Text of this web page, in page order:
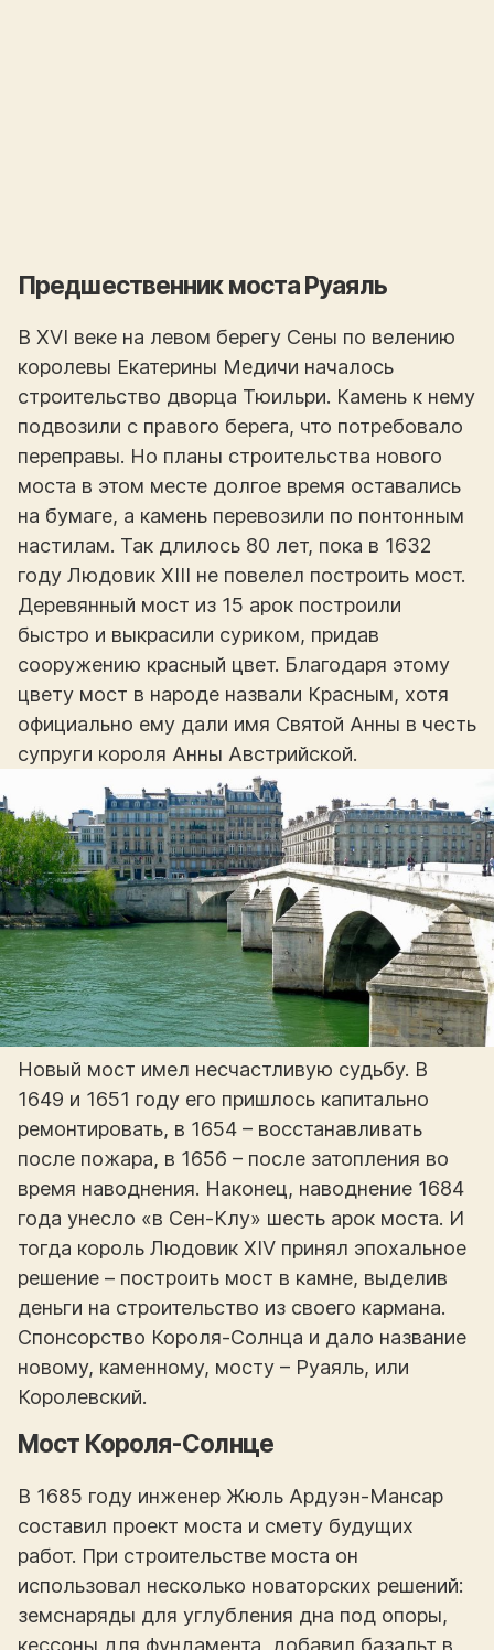
Предшественник моста Руаяль
В XVI веке на левом берегу Сены по велению
королевы Екатерины Медичи началось
строительство дворца Тюильри. Камень к нему
подвозили с правого берега, что потребовало
переправы. Но планы строительства нового
моста в этом месте долгое время оставались
на бумаге, а камень перевозили по понтонным
настилам. Так длилось 80 лет, пока в 1632
году Людовик XIII не повелел построить мост.
Деревянный мост из 15 арок построили
быстро и выкрасили суриком, придав
сооружению красный цвет. Благодаря этому
цвету мост в народе назвали Красным, хотя
официально ему дали имя Святой Анны в честь
супруги короля Анны Австрийской.
Новый мост имел несчастливую судьбу. В
1649 и 1651 году его пришлось капитально
ремонтировать, в 1654 – восстанавливать
после пожара, в 1656 – после затопления во
время наводнения. Наконец, наводнение 1684
года унесло «в Сен-Клу» шесть арок моста. И
тогда король Людовик XIV принял эпохальное
решение – построить мост в камне, выделив
деньги на строительство из своего кармана.
Спонсорство Короля-Солнца и дало название
новому, каменному, мосту – Руаяль, или
Королевский.
Мост Короля-Солнце
В 1685 году инженер Жюль Ардуэн-Мансар
составил проект моста и смету будущих
работ. При строительстве моста он
использовал несколько новаторских решений:
земснаряды для углубления дна под опоры,
кессоны для фундамента, добавил базальт в